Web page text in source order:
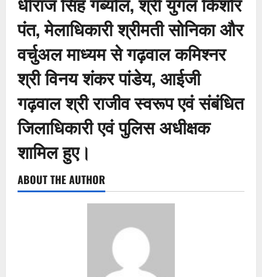
पंत, मेलाधिकारी श्रीमती सोनिका और
वर्चुअल माध्यम से गढ़वाल कमिश्नर
श्री विनय शंकर पांडेय, आईजी
गढ़वाल श्री राजीव स्वरूप एवं संबंधित
जिलाधिकारी एवं पुलिस अधीक्षक
शामिल हुए।
ABOUT THE AUTHOR